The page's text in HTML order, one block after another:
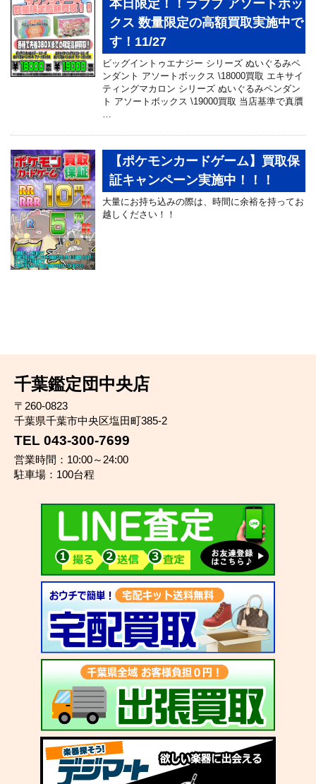
本日限定！！ラブブ アソートボッ
クス 数量限定の高額買取実施中で
す！11/27
ビッグイントゥエナジー シリーズ ぬいぐるみペ
ンダント アソートボックス \18000買取 エキサイ
ティングマカロン シリーズ ぬいぐるみペンダン
ト アソートボックス \19000買取 当店基準で真贋
…
【ポケモンカードゲーム】買取保
証キャンペーン実施中！！！
大量にお持ち込みの際は、時間に余裕を持ってお
越しください！！
千葉鑑定団中央店
〒260-0823
千葉県千葉市中央区塩田町385-2
TEL 043-300-7699
営業時間：10:00～24:00
駐車場：100台程